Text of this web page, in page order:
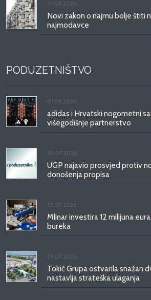
01.08.2026.
Novi zakon o najmu bolje štiti
najmodavce
PODUZETNIŠTVO
01.08.2026.
adidas i Hrvatski nogometni
višegodišnje partnerstvo
30.07.2026.
UGP najavio prosvjed protiv
donošenja propisa
29.07.2026.
Mlinar investira 12 milijuna
bureka
29.07.2026.
Tokić Grupa ostvarila snažan
nastavlja strateška ulaganja